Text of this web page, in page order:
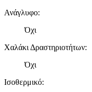
Ανάγλυφο:
Όχι
Χαλάκι Δραστηριοτήτων:
Όχι
Ισοθερμικό: